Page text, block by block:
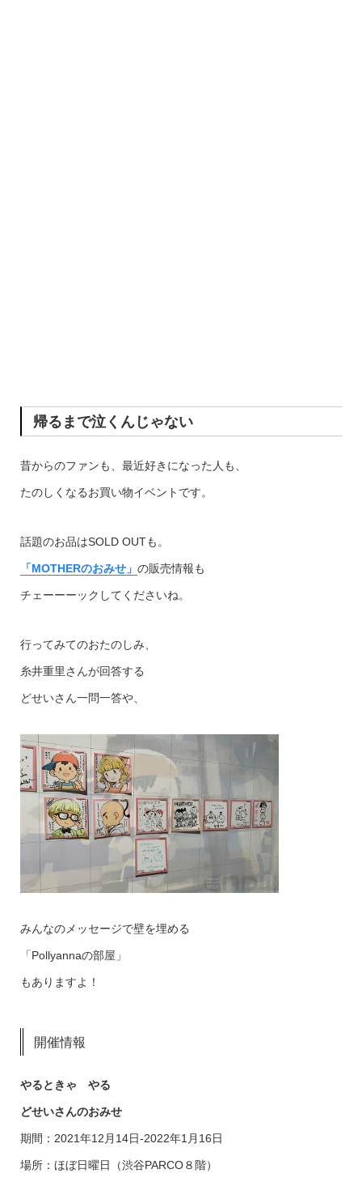
帰るまで泣くんじゃない
昔からのファンも、最近好きになった人も、
たのしくなるお買い物イベントです。
話題のお品はSOLD OUTも。
「MOTHERのおみせ」 の販売情報も
チェーーーックしてくださいね。
行ってみてのおたのしみ、
糸井重里さんが回答する
どせいさん一問一答や、
みんなのメッセージで壁を埋める
「Pollyannaの部屋」
もありますよ！
開催情報
やるときゃ やる
どせいさんのおみせ
期間：2021年12月14日-2022年1月16日
場所：ほぼ日曜日（渋谷PARCO８階）